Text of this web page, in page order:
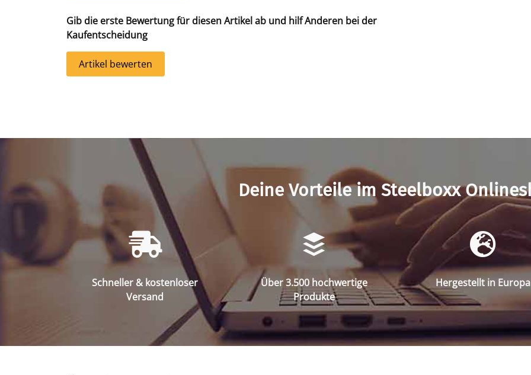
Gib die erste Bewertung für diesen Artikel ab und hilf Anderen bei der
Kaufentscheidung
Artikel bewerten
Deine Vorteile im Steelboxx
Schneller & kostenloser
Versand
Über 3.500 hochwertige
Produkte
Hergestellt in Europa